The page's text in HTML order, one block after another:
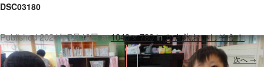
DSC03180
Published2024年7月18日at1040 × 780inかき氷おいしそう！.
← 前へ 次へ →